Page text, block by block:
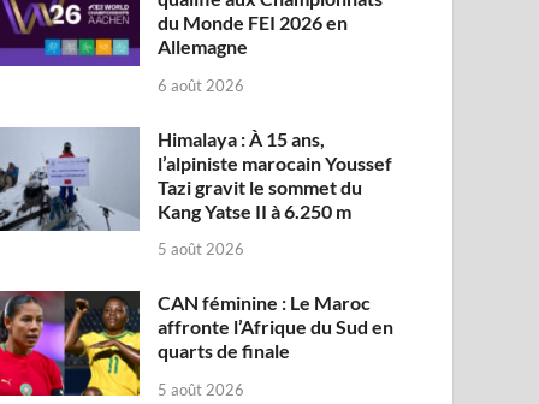
du Monde FEI 2026 en
Allemagne
6 août 2026
Himalaya : À 15 ans,
l’alpiniste marocain Youssef
Tazi gravit le sommet du
Kang Yatse II à 6.250 m
5 août 2026
CAN féminine : Le Maroc
affronte l’Afrique du Sud en
quarts de finale
5 août 2026